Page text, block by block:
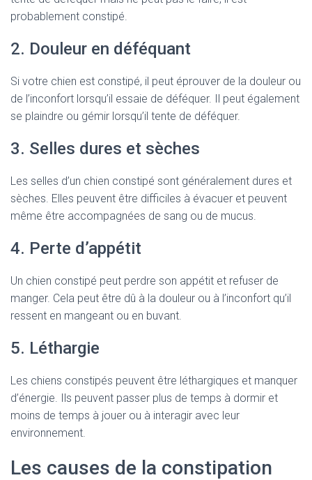
probablement constipé.
2. Douleur en déféquant
Si votre chien est constipé, il peut éprouver de la douleur ou
de l’inconfort lorsqu’il essaie de déféquer. Il peut également
se plaindre ou gémir lorsqu’il tente de déféquer.
3. Selles dures et sèches
Les selles d’un chien constipé sont généralement dures et
sèches. Elles peuvent être difficiles à évacuer et peuvent
même être accompagnées de sang ou de mucus.
4. Perte d’appétit
Un chien constipé peut perdre son appétit et refuser de
manger. Cela peut être dû à la douleur ou à l’inconfort qu’il
ressent en mangeant ou en buvant.
5. Léthargie
Les chiens constipés peuvent être léthargiques et manquer
d’énergie. Ils peuvent passer plus de temps à dormir et
moins de temps à jouer ou à interagir avec leur
environnement.
Les causes de la constipation